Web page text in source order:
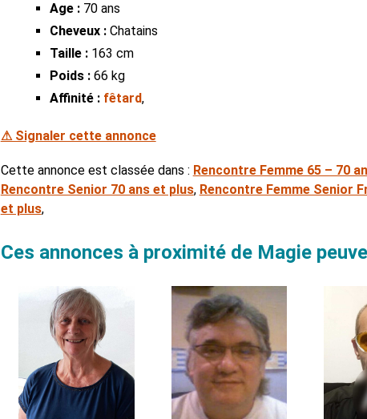
Age : 70 ans
Cheveux : Chatains
Taille : 163 cm
Poids : 66 kg
Affinité : fêtard,
⚠ Signaler cette annonce
Cette annonce est classée dans : Rencontre Femme 65 – 70
Rencontre Senior 70 ans et plus, Rencontre Femme Senior
et plus,
Ces annonces à proximité de Magie